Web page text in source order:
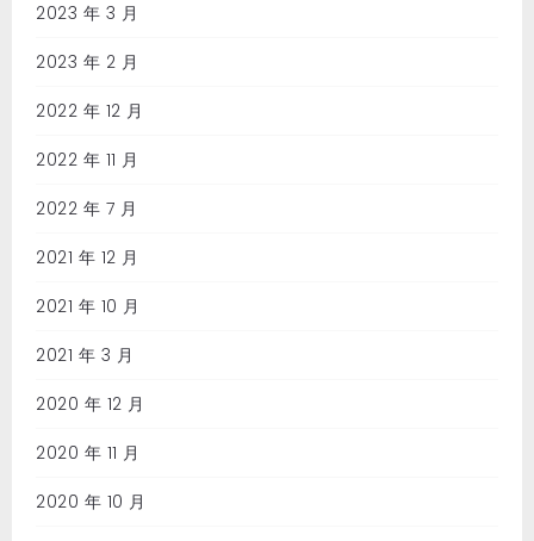
2023 年 3 月
2023 年 2 月
2022 年 12 月
2022 年 11 月
2022 年 7 月
2021 年 12 月
2021 年 10 月
2021 年 3 月
2020 年 12 月
2020 年 11 月
2020 年 10 月